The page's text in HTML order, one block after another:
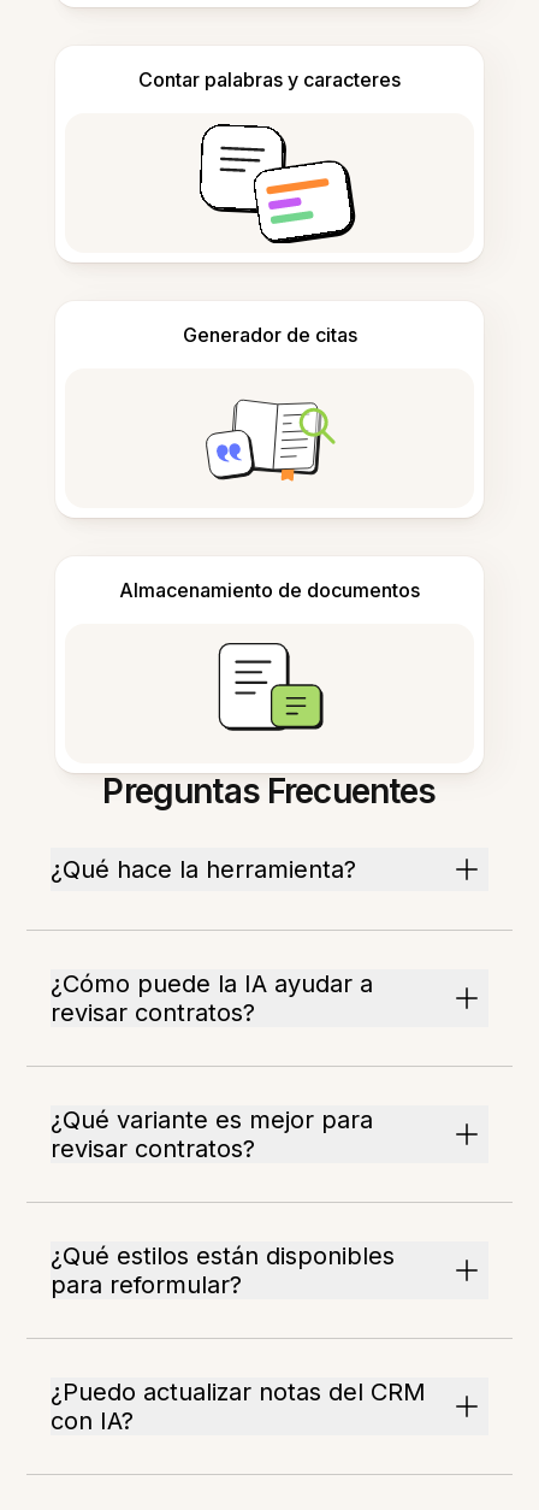
Contar palabras y caracteres
Generador de citas
Almacenamiento de documentos
Preguntas Frecuentes
¿Qué hace la herramienta?
¿Cómo puede la IA ayudar a
revisar contratos?
¿Qué variante es mejor para
revisar contratos?
¿Qué estilos están disponibles
para reformular?
¿Puedo actualizar notas del CRM
con IA?